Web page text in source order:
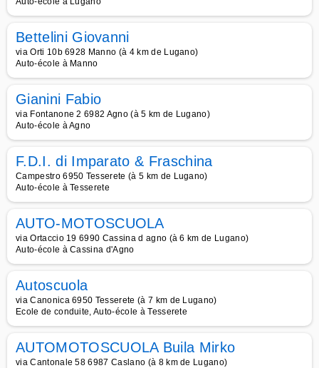
Bettelini Giovanni
via Orti 10b 6928 Manno (à 4 km de Lugano)
Auto-école à Manno
Gianini Fabio
via Fontanone 2 6982 Agno (à 5 km de Lugano)
Auto-école à Agno
F.D.I. di Imparato & Fraschina
Campestro 6950 Tesserete (à 5 km de Lugano)
Auto-école à Tesserete
AUTO-MOTOSCUOLA
via Ortaccio 19 6990 Cassina d agno (à 6 km de Lugano)
Auto-école à Cassina d'Agno
Autoscuola
via Canonica 6950 Tesserete (à 7 km de Lugano)
Ecole de conduite, Auto-école à Tesserete
AUTOMOTOSCUOLA Buila Mirko
via Cantonale 58 6987 Caslano (à 8 km de Lugano)